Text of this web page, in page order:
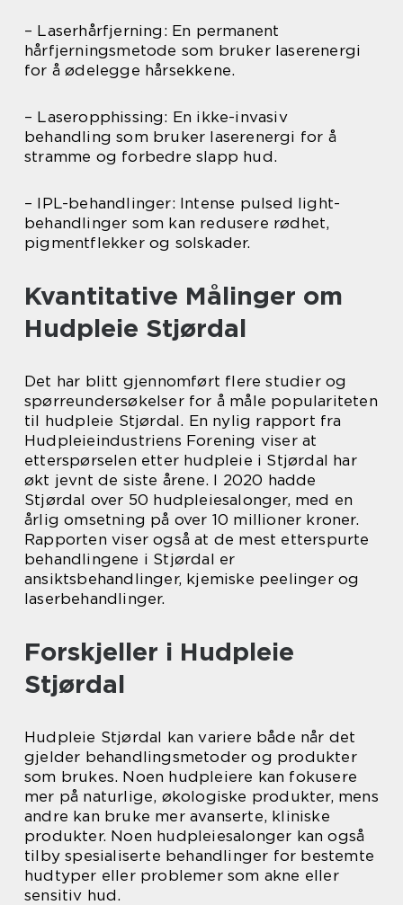
– Laserhårfjerning: En permanent
hårfjerningsmetode som bruker laserenergi
for å ødelegge hårsekkene.
– Laseropphissing: En ikke-invasiv
behandling som bruker laserenergi for å
stramme og forbedre slapp hud.
– IPL-behandlinger: Intense pulsed light-
behandlinger som kan redusere rødhet,
pigmentflekker og solskader.
Kvantitative Målinger om
Hudpleie Stjørdal
Det har blitt gjennomført flere studier og
spørreundersøkelser for å måle populariteten
til hudpleie Stjørdal. En nylig rapport fra
Hudpleieindustriens Forening viser at
etterspørselen etter hudpleie i Stjørdal har
økt jevnt de siste årene. I 2020 hadde
Stjørdal over 50 hudpleiesalonger, med en
årlig omsetning på over 10 millioner kroner.
Rapporten viser også at de mest etterspurte
behandlingene i Stjørdal er
ansiktsbehandlinger, kjemiske peelinger og
laserbehandlinger.
Forskjeller i Hudpleie
Stjørdal
Hudpleie Stjørdal kan variere både når det
gjelder behandlingsmetoder og produkter
som brukes. Noen hudpleiere kan fokusere
mer på naturlige, økologiske produkter, mens
andre kan bruke mer avanserte, kliniske
produkter. Noen hudpleiesalonger kan også
tilby spesialiserte behandlinger for bestemte
hudtyper eller problemer som akne eller
sensitiv hud.